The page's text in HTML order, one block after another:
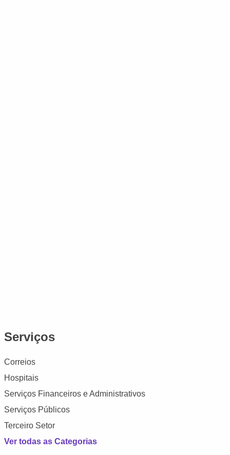
Serviços
Correios
Hospitais
Serviços Financeiros e Administrativos
Serviços Públicos
Terceiro Setor
Ver todas as Categorias